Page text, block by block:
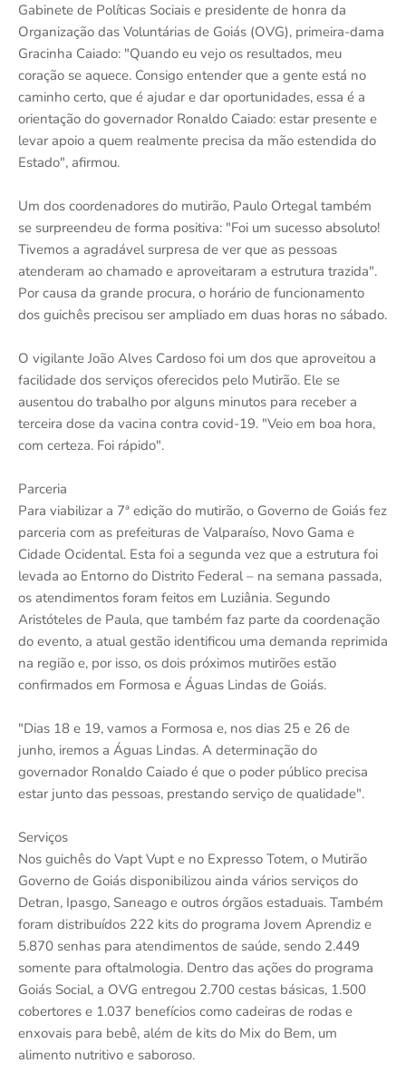
Gabinete de Políticas Sociais e presidente de honra da
Organização das Voluntárias de Goiás (OVG), primeira-dama
Gracinha Caiado: "Quando eu vejo os resultados, meu
coração se aquece. Consigo entender que a gente está no
caminho certo, que é ajudar e dar oportunidades, essa é a
orientação do governador Ronaldo Caiado: estar presente e
levar apoio a quem realmente precisa da mão estendida do
Estado", afirmou.
Um dos coordenadores do mutirão, Paulo Ortegal também
se surpreendeu de forma positiva: "Foi um sucesso absoluto!
Tivemos a agradável surpresa de ver que as pessoas
atenderam ao chamado e aproveitaram a estrutura trazida".
Por causa da grande procura, o horário de funcionamento
dos guichês precisou ser ampliado em duas horas no sábado.
O vigilante João Alves Cardoso foi um dos que aproveitou a
facilidade dos serviços oferecidos pelo Mutirão. Ele se
ausentou do trabalho por alguns minutos para receber a
terceira dose da vacina contra covid-19. "Veio em boa hora,
com certeza. Foi rápido".
Parceria
Para viabilizar a 7ª edição do mutirão, o Governo de Goiás fez
parceria com as prefeituras de Valparaíso, Novo Gama e
Cidade Ocidental. Esta foi a segunda vez que a estrutura foi
levada ao Entorno do Distrito Federal – na semana passada,
os atendimentos foram feitos em Luziânia. Segundo
Aristóteles de Paula, que também faz parte da coordenação
do evento, a atual gestão identificou uma demanda reprimida
na região e, por isso, os dois próximos mutirões estão
confirmados em Formosa e Águas Lindas de Goiás.
"Dias 18 e 19, vamos a Formosa e, nos dias 25 e 26 de
junho, iremos a Águas Lindas. A determinação do
governador Ronaldo Caiado é que o poder público precisa
estar junto das pessoas, prestando serviço de qualidade".
Serviços
Nos guichês do Vapt Vupt e no Expresso Totem, o Mutirão
Governo de Goiás disponibilizou ainda vários serviços do
Detran, Ipasgo, Saneago e outros órgãos estaduais. Também
foram distribuídos 222 kits do programa Jovem Aprendiz e
5.870 senhas para atendimentos de saúde, sendo 2.449
somente para oftalmologia. Dentro das ações do programa
Goiás Social, a OVG entregou 2.700 cestas básicas, 1.500
cobertores e 1.037 benefícios como cadeiras de rodas e
enxovais para bebê, além de kits do Mix do Bem, um
alimento nutritivo e saboroso.